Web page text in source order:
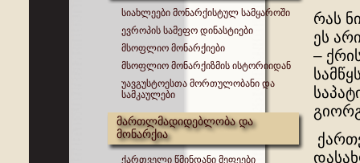
სიახლეები მონარქისტულ სამყაროში
ევროპის სამეფო დინასტიები
მსოფლიო მონარქიები
მსოფლიო მონარქიზმის ისტორიიდან
უავგუსტოესთა მორთულობანი და
სამკაულები
მართლმადიდებლობა და
მონარქია
ქართველი წმინდანი მეფეები
რას
ეს
–